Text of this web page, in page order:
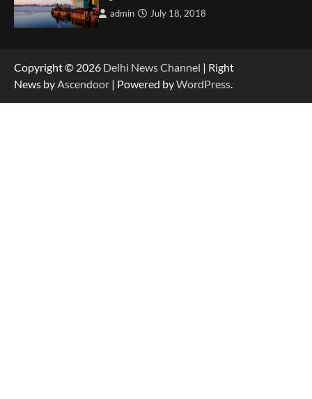
admin July 18, 2018
Copyright © 2026 Delhi News Channel | Right
News byAscendoor | Powered byWordPress.